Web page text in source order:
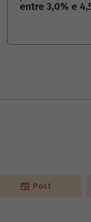
entre 3,0% e
Post